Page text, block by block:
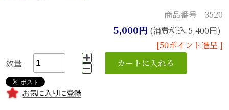
商品番号 3520
5,000円 (消費税込:5,400円)
[50ポイント進呈 ]
数量